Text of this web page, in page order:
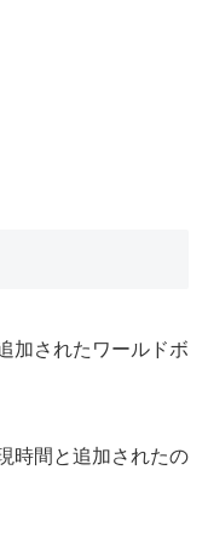
加されたワールドボ
時間と追加されたの